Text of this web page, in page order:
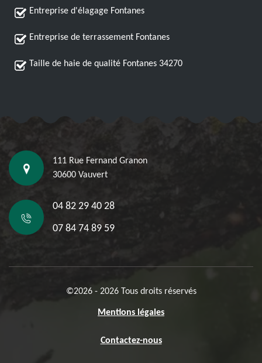
Entreprise d'élagage Fontanes
Entreprise de terrassement Fontanes
Taille de haie de qualité Fontanes 34270
111 Rue Fernand Granon
30600 Vauvert
04 82 29 40 28
07 84 74 89 59
©2026 - 2026 Tous droits réservés
Mentions légales
Contactez-nous